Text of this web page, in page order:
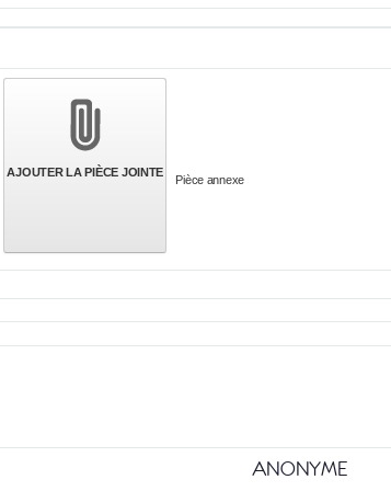
AJOUTER LA PIÈCE JOINTE
Pièce annexe
ANONYME